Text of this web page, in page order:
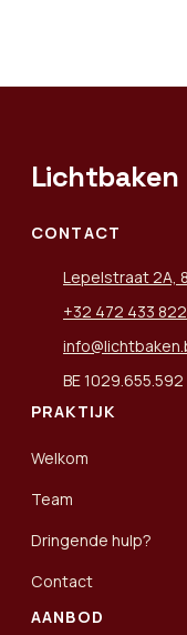
Lichtbaken
CONTACT
Lepelstraat 2A,
+32 472 433 822
BE 1029.655.592
PRAKTIJK
Welkom
Team
Dringende hulp?
Contact
AANBOD